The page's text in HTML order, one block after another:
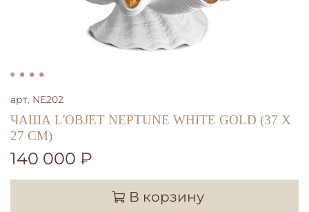
арт. NE202
ЧАША L'OBJET NEPTUNE WHITE GOLD (37 X
27 СМ)
140 000 ₽
В корзину